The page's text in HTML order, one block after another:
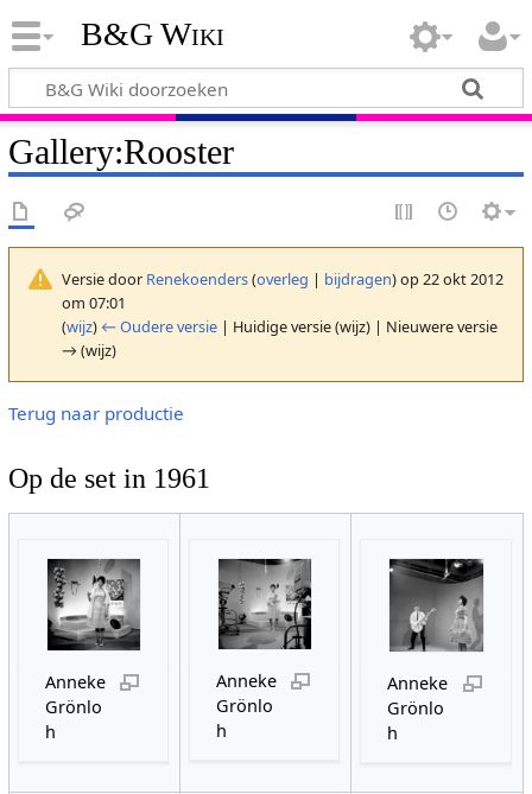
B&G Wiki
Gallery:Rooster
Versie door Renekoenders(overleg | bijdragen)op 22 okt 2012
om 07:01
(wijz) ← Oudere versie| Huidige versie (wijz) | Nieuwere versie
→ (wijz)
Terug naar productie
Op de set in 1961
Anneke
Grönlo
h
Anneke
Grönlo
h
Anneke
Grönlo
h